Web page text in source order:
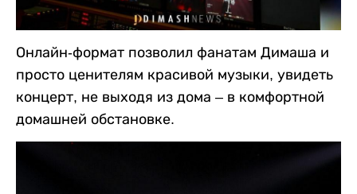
Онлайн-формат позволил фанатам Димаша и
просто ценителям красивой музыки, увидеть
концерт, не выходя из дома – в комфортной
домашней обстановке.